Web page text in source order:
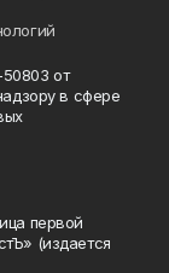
от
в сфере
первой
(издается